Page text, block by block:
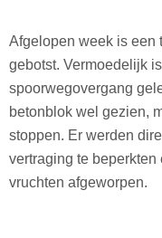
Afgelopen week is een
gebotst. Vermoedelijk
spoorwegovergang
betonblok wel gezien,
stoppen. Er werden
vertraging te
vruchten afgeworpen.